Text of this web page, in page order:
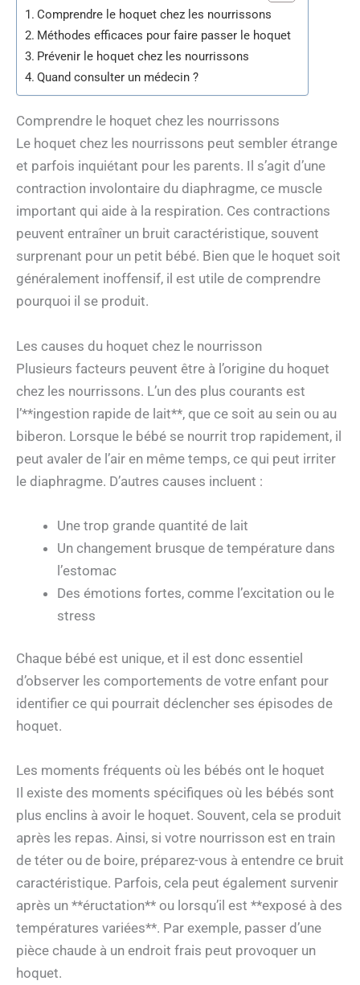
Comprendre le hoquet chez les nourrissons
Méthodes efficaces pour faire passer le hoquet
Prévenir le hoquet chez les nourrissons
Quand consulter un médecin ?
Comprendre le hoquet chez les nourrissons
Le hoquet chez les nourrissons peut sembler étrange
et parfois inquiétant pour les parents. Il s’agit d’une
contraction involontaire du diaphragme, ce muscle
important qui aide à la respiration. Ces contractions
peuvent entraîner un bruit caractéristique, souvent
surprenant pour un petit bébé. Bien que le hoquet soit
généralement inoffensif, il est utile de comprendre
pourquoi il se produit.
Les causes du hoquet chez le nourrisson
Plusieurs facteurs peuvent être à l’origine du hoquet
chez les nourrissons. L’un des plus courants est
l’**ingestion rapide de lait**, que ce soit au sein ou au
biberon. Lorsque le bébé se nourrit trop rapidement, il
peut avaler de l’air en même temps, ce qui peut irriter
le diaphragme. D’autres causes incluent :
Une trop grande quantité de lait
Un changement brusque de température dans
l’estomac
Des émotions fortes, comme l’excitation ou le
stress
Chaque bébé est unique, et il est donc essentiel
d’observer les comportements de votre enfant pour
identifier ce qui pourrait déclencher ses épisodes de
hoquet.
Les moments fréquents où les bébés ont le hoquet
Il existe des moments spécifiques où les bébés sont
plus enclins à avoir le hoquet. Souvent, cela se produit
après les repas. Ainsi, si votre nourrisson est en train
de téter ou de boire, préparez-vous à entendre ce bruit
caractéristique. Parfois, cela peut également survenir
après un **éructation** ou lorsqu’il est **exposé à des
températures variées**. Par exemple, passer d’une
pièce chaude à un endroit frais peut provoquer un
hoquet.